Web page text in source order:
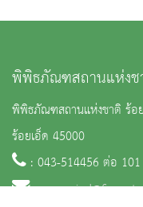
พิพิธภัณฑสถานแห่งช
พิพิธภัณฑสถานแห่งชาติ ร้อ
ร้อยเอ็ด 45000
: 043-514456 ต่อ 101
: